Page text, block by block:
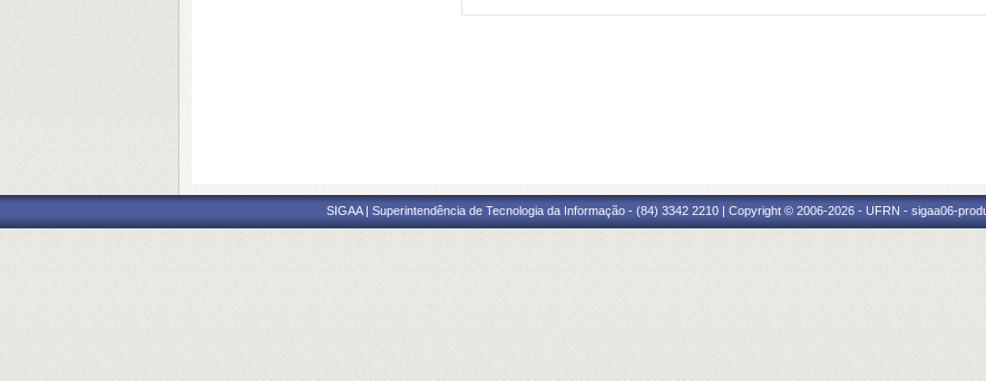
SIGAA | Superintendência de Tecnologia da Informação - (84) 3342 2210 | Copyright © 2006-2026 - UFRN - sigaa06-